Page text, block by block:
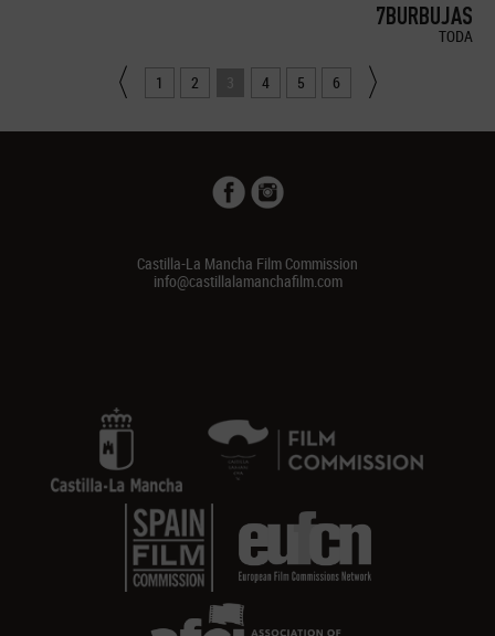
7BURBUJAS
TODA
1 2 3 4 5 6
Castilla-La Mancha Film Commission
info@castillalamanchafilm.com